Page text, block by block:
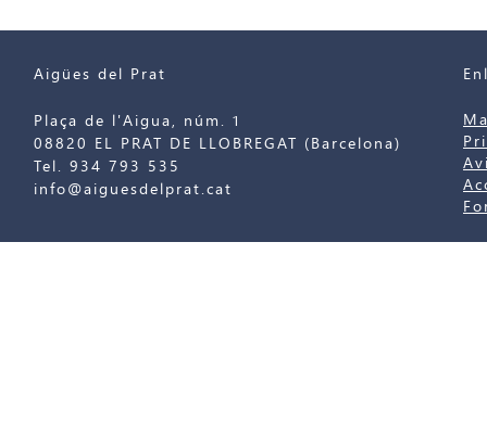
Aigües del Prat
Plaça de l'Aigua, núm. 1
08820 EL PRAT DE LLOBREGAT (Barcelona)
Tel. 934 793 535
info@aiguesdelprat.cat